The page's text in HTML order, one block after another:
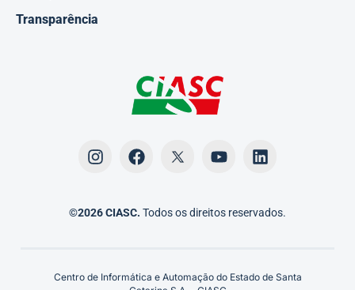
Transparência
©2026 CIASC. Todos os direitos reservados.
Centro de Informática e Automação do Estado de Santa